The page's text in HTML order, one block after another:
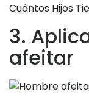
Cuántos Hijos
3.
afeitar